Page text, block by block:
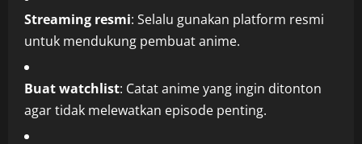
Streaming resmi: Selalu gunakan platform resmi
untuk mendukung pembuat anime.
Buat watchlist: Catat anime yang ingin ditonton
agar tidak melewatkan episode penting.